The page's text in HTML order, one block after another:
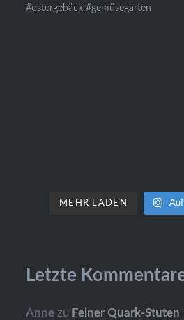
MEHR LADEN
Letzte
Anne zu Feiner Quark-Stuten